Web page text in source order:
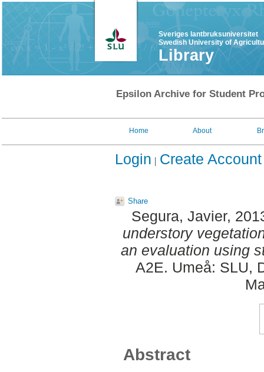
Sveriges lantbruksuniversitet
Swedish University of
Library
Epsilon Archive for Student
Home About
Login Create Account
Share
Segura, Javier,
understory
an evaluation using
A2E. Umeå: SLU,
Abstract